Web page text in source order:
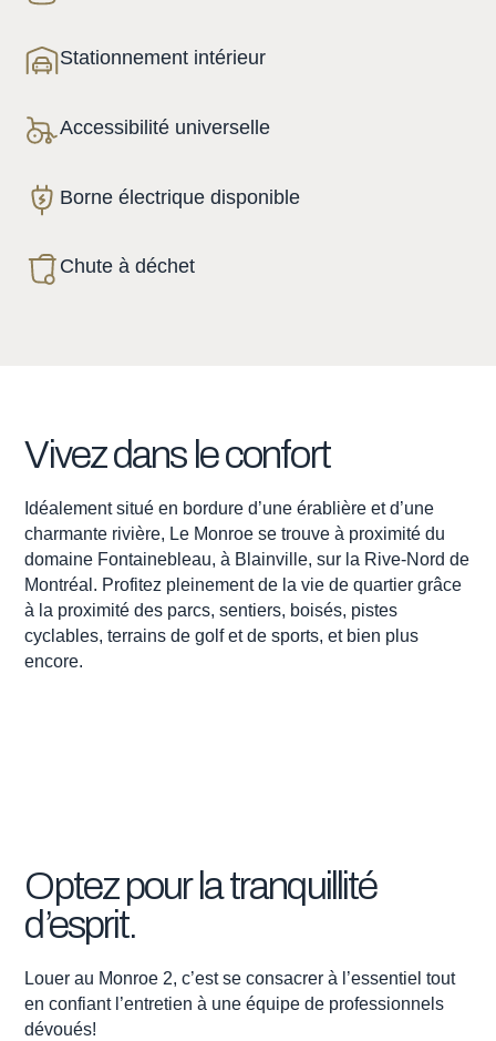
Stationnement intérieur
Accessibilité universelle
Borne électrique disponible
Chute à déchet
Vivezdans leconfort
Idéalement situé en bordure d’une érablière et d’une
charmante rivière, Le Monroe se trouve à proximité du
domaine Fontainebleau, à Blainville, sur la Rive-Nord de
Montréal. Profitez pleinement de la vie de quartier grâce
à la proximité des parcs, sentiers, boisés, pistes
cyclables, terrains de golf et de sports, et bien plus
encore.
Optez pour latranquillité
d’esprit.
Louer au Monroe 2, c’est se consacrer à l’essentiel tout
en confiant l’entretien à une équipe de professionnels
dévoués!